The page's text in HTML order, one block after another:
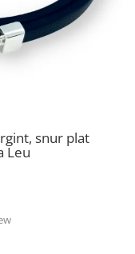
snur plat
Leu